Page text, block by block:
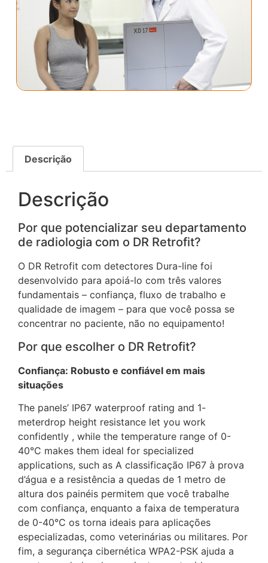
Descrição
Descrição
Por que potencializar seu departamento
de radiologia com o DR Retrofit?
O DR Retrofit com detectores Dura-line foi
desenvolvido para apoiá-lo com três valores
fundamentais – confiança, fluxo de trabalho e
qualidade de imagem – para que você possa se
concentrar no paciente, não no equipamento!
Por que escolher o DR Retrofit?
Confiança: Robusto e confiável em mais
situações
The panels’ IP67 waterproof rating and 1-
meterdrop height resistance let you work
confidently , while the temperature range of 0-
40°C makes them ideal for specialized
applications, such as A classificação IP67 à prova
d’água e a resistência a quedas de 1 metro de
altura dos painéis permitem que você trabalhe
com confiança, enquanto a faixa de temperatura
de 0-40°C os torna ideais para aplicações
especializadas, como veterinárias ou militares. Por
fim, a segurança cibernética WPA2-PSK ajuda a